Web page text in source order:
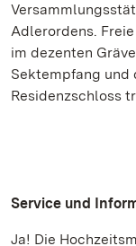
Adlerordens.
im dezenten
Sektempfang und
Residenzschloss
Service und
Ja! Die